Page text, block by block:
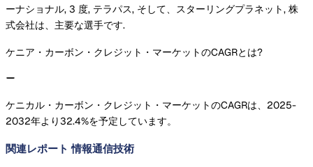
ーナショナル, 3 度, テラパス, そして、スターリングプラネット, 株
式会社は、主要な選手です.
ケニア・カーボン・クレジット・マーケットのCAGRとは?
ケニカル・カーボン・クレジット・マーケットのCAGRは、2025-
2032年より32.4%を予定しています。
関連レポート 情報通信技術